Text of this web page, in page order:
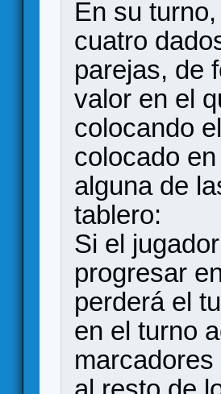
En su
cuatro
parejas, de
valor en el
colocando
colocado
alguna de
tablero:
Si el
progresar
perderá el
en el turno